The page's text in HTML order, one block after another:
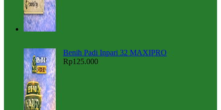
Benih Padi Inpari 32 MAXIPRO
Rp125.000